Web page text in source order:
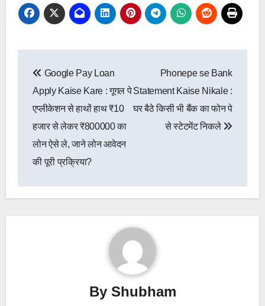
navigation
Google Pay Loan
Apply Kaise Kare : गूगल पे
एप्लीकेशन से हाथों हाथ ₹10
हजार से लेकर ₹800000 का
लोन ऐसे ले, जाने लोन आवेदन
की पूरी प्रक्रिया?
Phonepe se Bank
Statement Kaise Nikale :
घर बैठे किसी भी बैंक का फोन पे
से स्टेटमेंट निकले
By Shubham